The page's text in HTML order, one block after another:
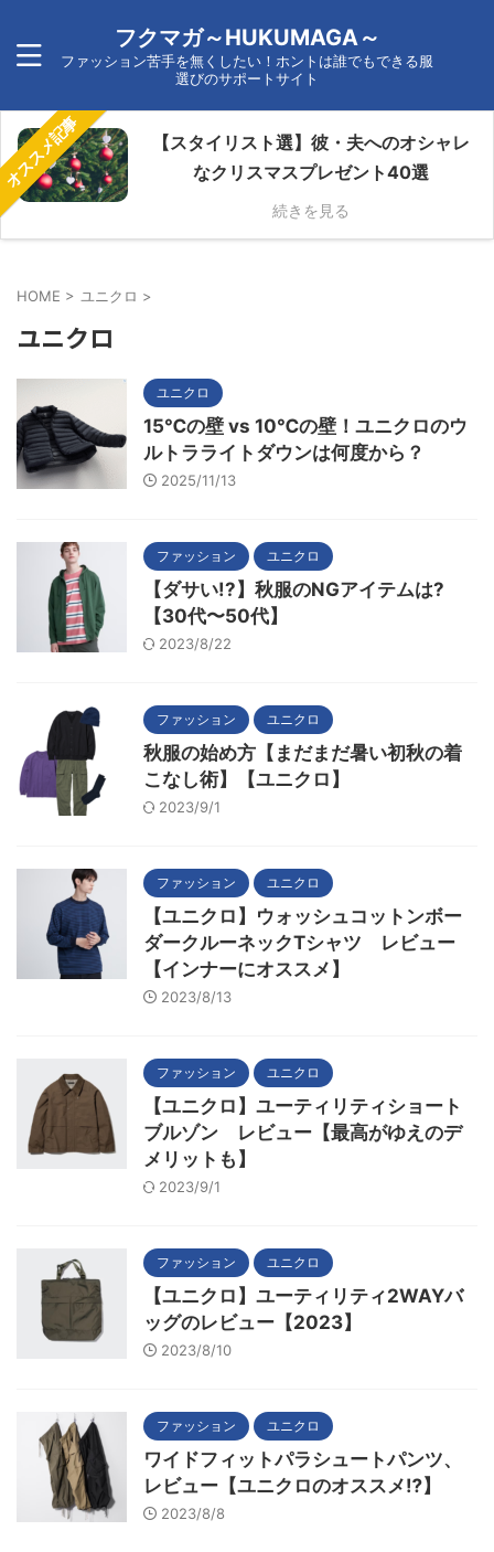
フクマガ～HUKUMAGA～
ファッション苦手を無くしたい！ホントは誰でもできる服
選びのサポートサイト
オススメ記事
【スタイリスト選】彼・夫へのオシャレ
なクリスマスプレゼント40選
続きを見る
HOME > ユニクロ >
ユニクロ
ユニクロ
15℃の壁 vs 10℃の壁！ユニクロのウ
ルトラライトダウンは何度から？
2025/11/13
ファッション ユニクロ
【ダサい!?】秋服のNGアイテムは?
【30代〜50代】
2023/8/22
ファッション ユニクロ
秋服の始め方【まだまだ暑い初秋の着
こなし術】【ユニクロ】
2023/9/1
ファッション ユニクロ
【ユニクロ】ウォッシュコットンボー
ダークルーネックTシャツ レビュー
【インナーにオススメ】
2023/8/13
ファッション ユニクロ
【ユニクロ】ユーティリティショート
ブルゾン レビュー【最高がゆえのデ
メリットも】
2023/9/1
ファッション ユニクロ
【ユニクロ】ユーティリティ2WAYバ
ッグのレビュー【2023】
2023/8/10
ファッション ユニクロ
ワイドフィットパラシュートパンツ、
レビュー【ユニクロのオススメ⁉】
2023/8/8